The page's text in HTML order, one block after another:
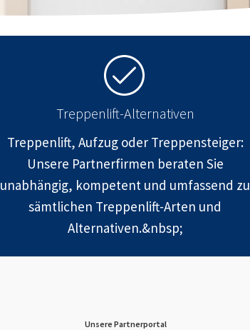
Treppenlift-Alternativen
Treppenlift, Aufzug oder Treppensteiger:
Unsere Partnerfirmen beraten Sie
unabhängig, kompetent und umfassend zu
sämtlichen Treppenlift-Arten und
Alternativen.&nbsp;
Unsere Partnerportal